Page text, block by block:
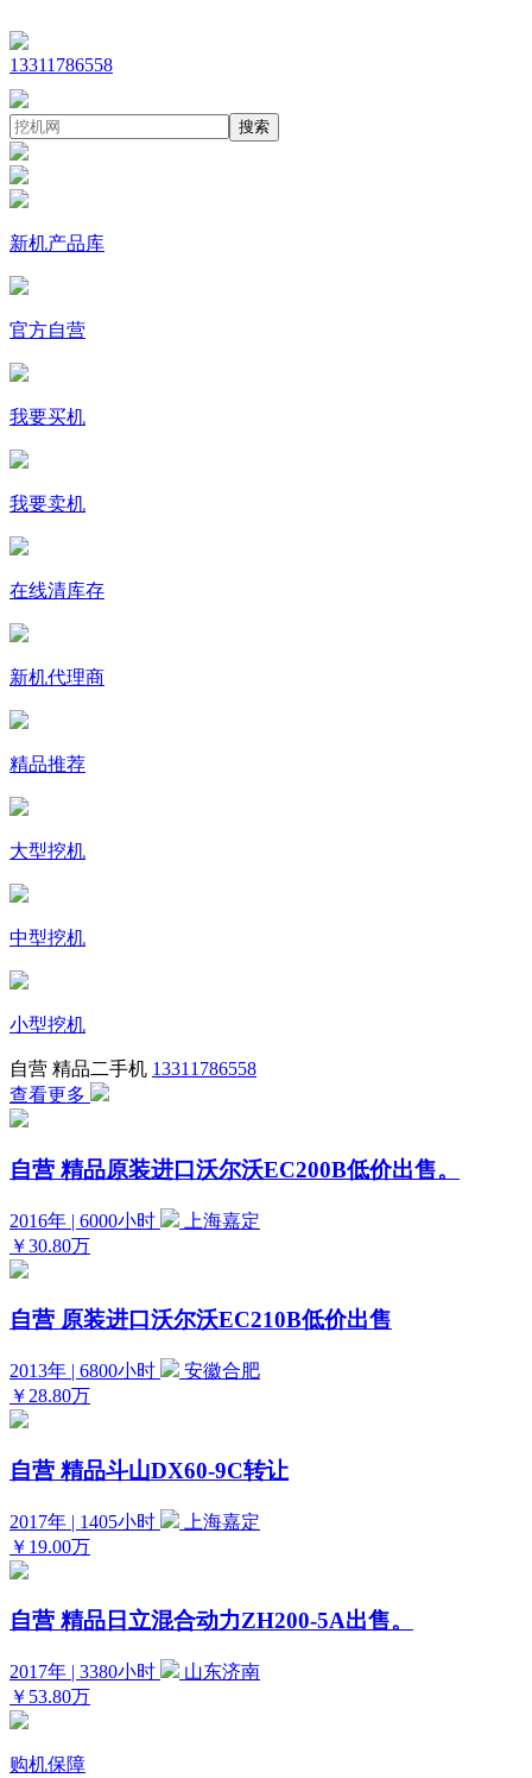
13311786558
搜索
新机产品库
官方自营
我要买机
我要卖机
在线清库存
新机代理商
精品推荐
大型挖机
中型挖机
小型挖机
自营 精品二手机 13311786558
查看更多
自营 精品原装进口沃尔沃EC200B低价出售。
2016年 | 6000小时
上海嘉定
￥30.80万
自营 原装进口沃尔沃EC210B低价出售
2013年 | 6800小时
安徽合肥
￥28.80万
自营 精品斗山DX60-9C转让
2017年 | 1405小时
上海嘉定
￥19.00万
自营 精品日立混合动力ZH200-5A出售。
2017年 | 3380小时
山东济南
￥53.80万
购机保障